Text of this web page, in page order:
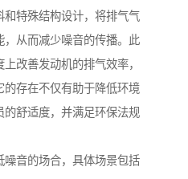
特殊结构设计，将排气气
从而减少噪音的传播。此
改善发动机的排气效率，
存在不仅有助于降低环境
的舒适度，并满足环保法规
音的场合，具体场景包括